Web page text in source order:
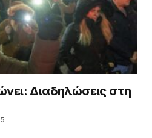
Διαδηλώσεις στη